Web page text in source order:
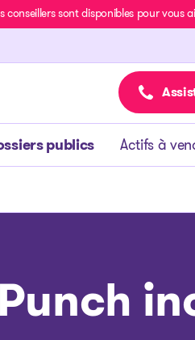
conseillers sont disponibles pour vous
publics Actifs à